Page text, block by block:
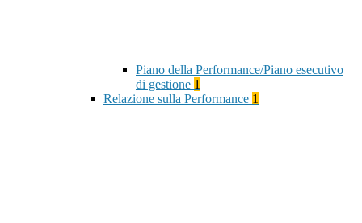
Piano della Performance/Piano esecutivo
di gestione 1
Relazione sulla Performance 1